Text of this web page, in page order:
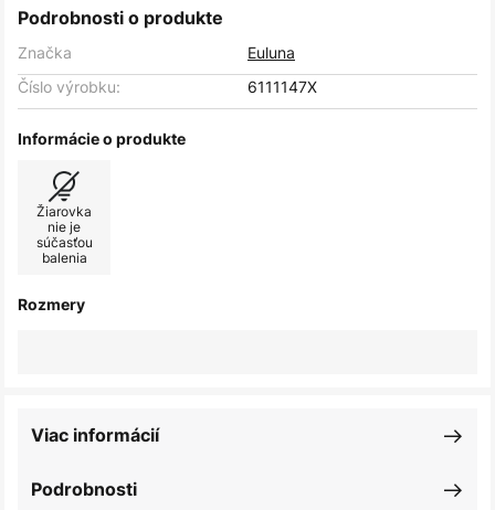
Podrobnosti o produkte
Značka
Euluna
Číslo výrobku:
6111147X
Informácie o produkte
Žiarovka
nie je
súčasťou
balenia
Rozmery
Podrobnosti
Viac informácií